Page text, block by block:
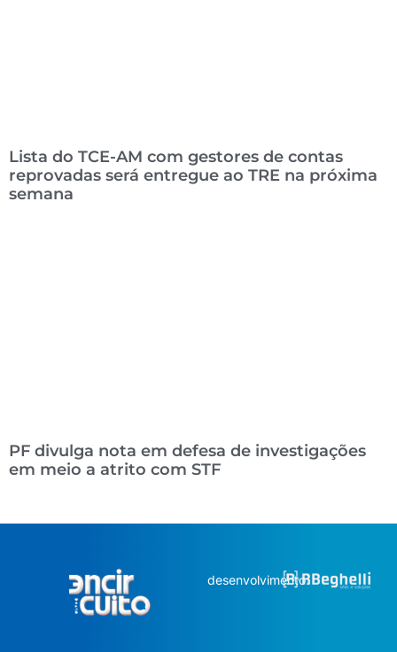
Lista do TCE-AM com gestores de contas
reprovadas será entregue ao TRE na próxima
semana
PF divulga nota em defesa de investigações
em meio a atrito com STF
desenvolvimento: